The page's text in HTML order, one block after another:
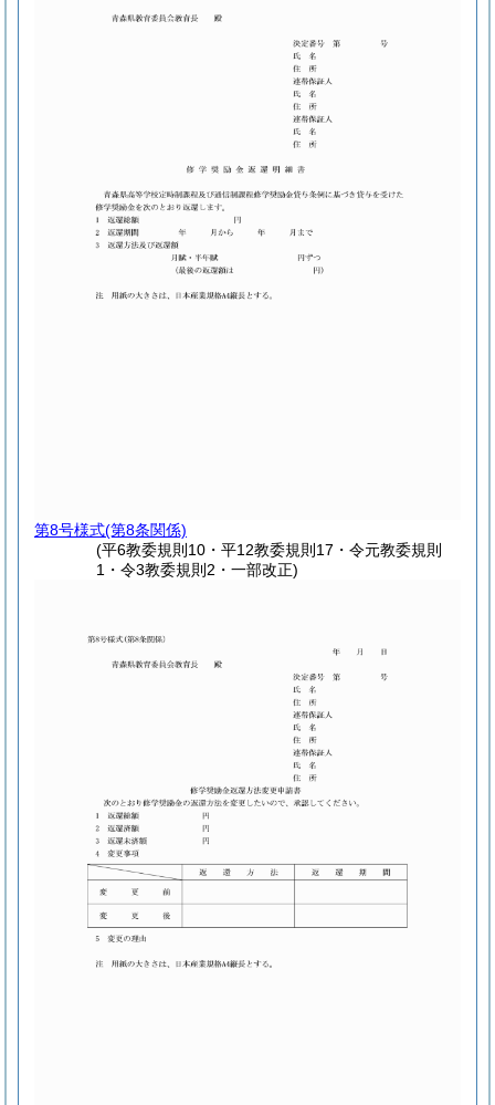
第8号様式(第8条関係)
(平6教委規則10・平12教委規則17・令元教委規則
1・令3教委規則2・一部改正)